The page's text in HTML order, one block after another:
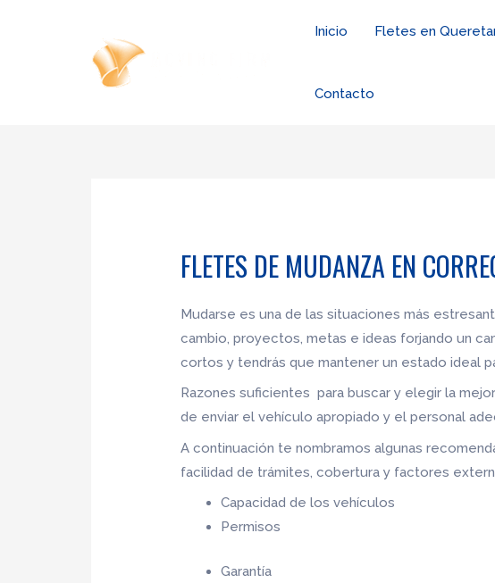
Inicio Fletes en
Contacto
FLETES DE MUDANZA EN
Mudarse es una de las situaciones más
cambio, proyectos, metas e ideas forjando un
cortos y tendrás que mantener un estado ideal
Razones suficientes para buscar y elegir la
de enviar el vehículo apropiado y el personal
A continuación te nombramos algunas
facilidad de trámites, cobertura y factores
Capacidad de los vehículos
Permisos
Garantía